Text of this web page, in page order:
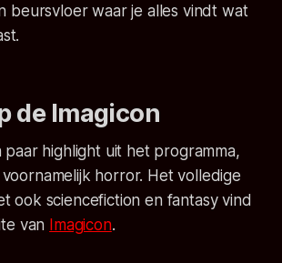
beursvloer waar je alles vindt wat
de Imagicon
highlight uit het programma,
horror. Het volledige
ook sciencefiction en fantasy vind
van Imagicon.